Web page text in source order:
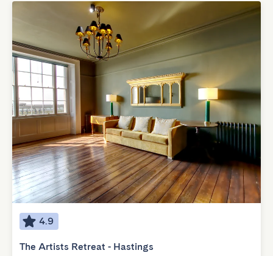
4.9
The Artists Retreat - Hastings